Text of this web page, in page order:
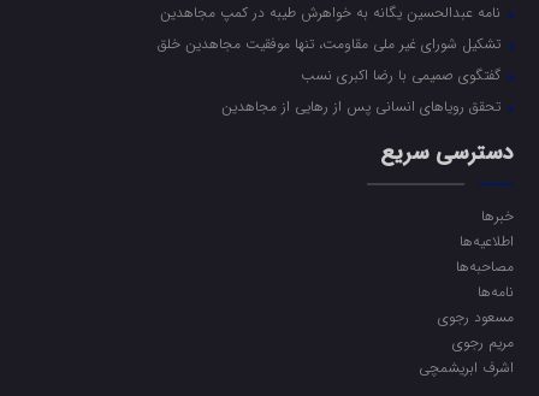
نامه عبدالحسین یگانه به خواهرش طیبه در کمپ مجاهدین
تشکیل شورای غیر ملی مقاومت، تنها موفقیت مجاهدین خلق
گفتگوی صمیمی با رضا اکبری نسب
تحقق رویاهای انسانی پس از رهایی از مجاهدین
دسترسی سریع
خبرها
اطلاعیه‌ها
مصاحبه‌ها
نامه‌ها
مسعود رجوی
مریم رجوی
اشرف ابریشمچی